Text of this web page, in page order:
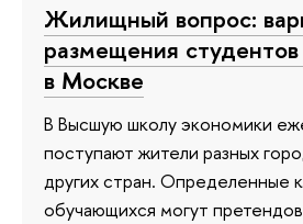
Жилищный вопрос:
размещения
в Москве
В Высшую школу экономики
поступают жители разных
других стран. Определенные
обучающихся могут